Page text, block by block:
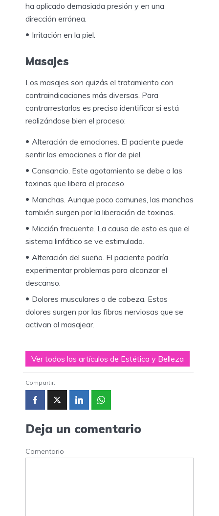
ha aplicado demasiada presión y en una
dirección errónea.
Irritación en la piel.
Masajes
Los masajes son quizás el tratamiento con
contraindicaciones más diversas. Para
contrarrestarlas es preciso identificar si está
realizándose bien el proceso:
Alteración de emociones. El paciente puede
sentir las emociones a flor de piel.
Cansancio. Este agotamiento se debe a las
toxinas que libera el proceso.
Manchas. Aunque poco comunes, las manchas
también surgen por la liberación de toxinas.
Micción frecuente. La causa de esto es que el
sistema linfático se ve estimulado.
Alteración del sueño. El paciente podría
experimentar problemas para alcanzar el
descanso.
Dolores musculares o de cabeza. Estos
dolores surgen por las fibras nerviosas que se
activan al masajear.
Ver todos los artículos de Estética y Belleza
Compartir:
Deja un comentario
Comentario